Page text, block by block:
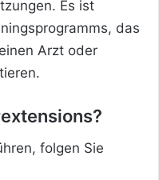
Es ist
das
Arzt oder
folgen Sie